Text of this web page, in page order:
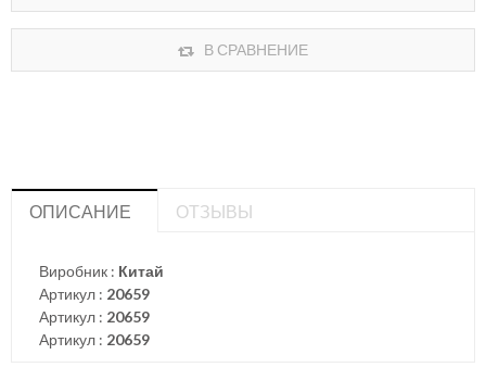
В СРАВНЕНИЕ
ОПИСАНИЕ ОТЗЫВЫ
Виробник : Китай
Артикул : 20659
Артикул : 20659
Артикул : 20659